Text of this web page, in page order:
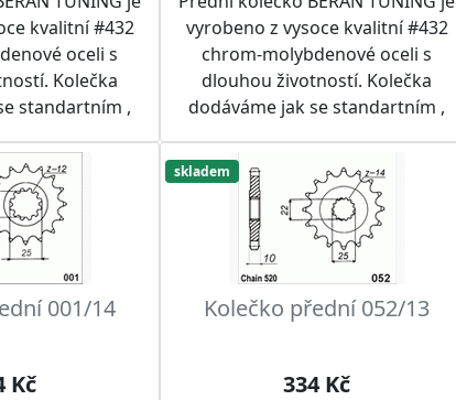
kvalitní #432
oceli s
Kolečka
standartním ,
použít
řetězem a
TUNING nebo
řetězových sad
vyrobeno z vysoce kvalitní #432
chrom-molybdenové oceli s
dlouhou životností. Kolečka
dodáváme jak se standartním ,
Doporučujeme kolečko použít
spolu s RK nebo IRIS řetězem a
rozetou BERAN TUNING nebo
SUPERSPROX do řetězových sad
dle přání zákazníka.
001/14
Kč
skladem
Kolečko přední 052/13
334 Kč